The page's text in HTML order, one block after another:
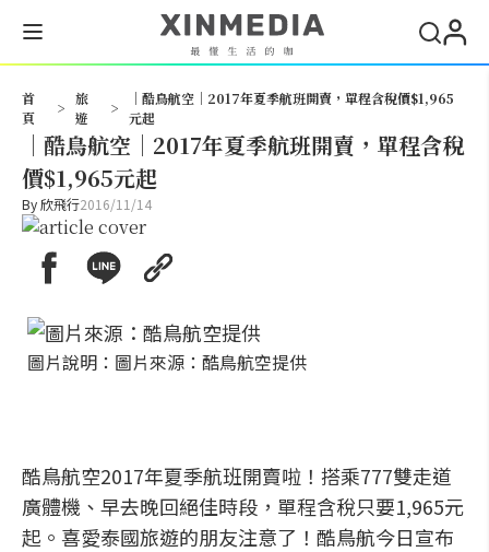
首
頁
>
旅
遊
>
│酷鳥航空│2017年夏季航班開賣，單程含稅價$1,965
元起
│酷鳥航空│2017年夏季航班開賣，單程含稅
價$1,965元起
By欣飛行2016/11/14
圖片說明：圖片來源：酷鳥航空提供
酷鳥航空2017年夏季航班開賣啦！搭乘777雙走道
廣體機、早去晚回絕佳時段，單程含稅只要1,965元
起。喜愛泰國旅遊的朋友注意了！酷鳥航今日宣布